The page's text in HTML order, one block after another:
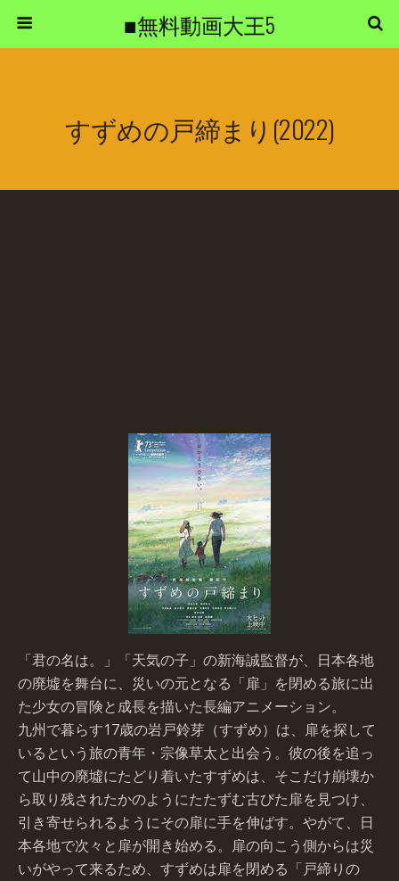
■無料動画大王5
すずめの戸締まり(2022)
「君の名は。」「天気の子」の新海誠監督が、日本各地
の廃墟を舞台に、災いの元となる「扉」を閉める旅に出
た少女の冒険と成長を描いた長編アニメーション。
九州で暮らす17歳の岩戸鈴芽（すずめ）は、扉を探して
いるという旅の青年・宗像草太と出会う。彼の後を追っ
て山中の廃墟にたどり着いたすずめは、そこだけ崩壊か
ら取り残されたかのようにたたずむ古びた扉を見つけ、
引き寄せられるようにその扉に手を伸ばす。やがて、日
本各地で次々と扉が開き始める。扉の向こう側からは災
いがやって来るため、すずめは扉を閉める「戸締りの